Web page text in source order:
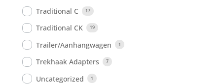
Traditional C 17
Traditional CK 19
Trailer/Aanhangwagen 1
Trekhaak Adapters 7
Uncategorized 1